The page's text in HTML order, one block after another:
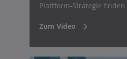
Plattform-Strategie finden
Zum Video